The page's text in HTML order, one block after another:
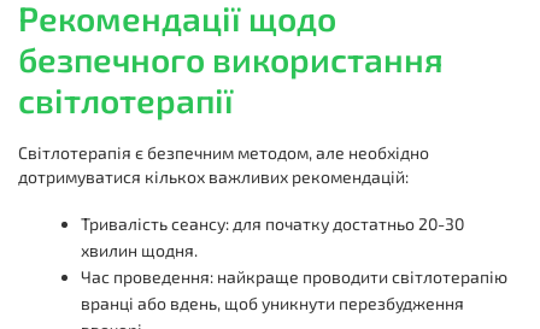
Рекомендації щодо
безпечного використання
світлотерапії
Світлотерапія є безпечним методом, але необхідно
дотримуватися кількох важливих рекомендацій:
Тривалість сеансу: для початку достатньо 20-30
хвилин щодня.
Час проведення: найкраще проводити світлотерапію
вранці або вдень, щоб уникнути перезбудження